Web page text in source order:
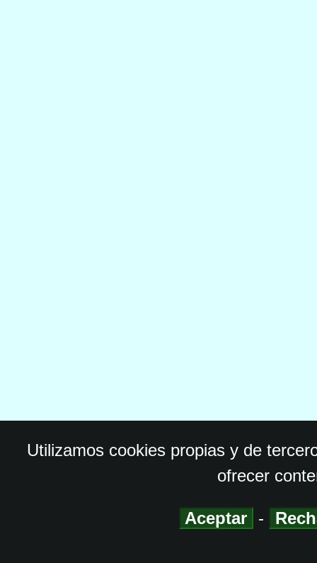
Utilizamos cookies propias y de
ofrecer
Aceptar -